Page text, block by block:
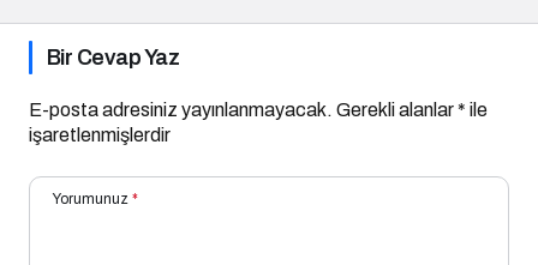
Bir Cevap Yaz
E-posta adresiniz yayınlanmayacak. Gerekli alanlar* ile
işaretlenmişlerdir
Yorumunuz *